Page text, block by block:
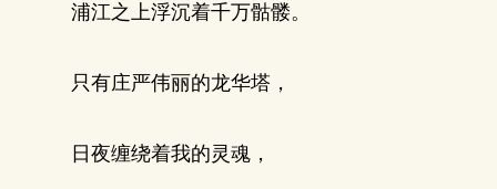
浦江之上浮沉着千万骷髅。
只有庄严伟丽的龙华塔，
日夜缠绕着我的灵魂，